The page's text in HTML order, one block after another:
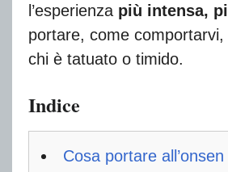
l’esperienza più intensa,
portare, come
chi è tatuato o timido.
Indice
Cosa portare all’onsen